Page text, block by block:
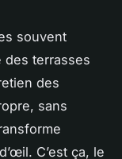
souvent
des terrasses
des
sans
C’est ça, le